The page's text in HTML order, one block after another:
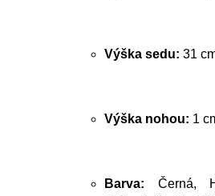
Výška sedu: 31
Výška nohou: 1
Barva: Černá,